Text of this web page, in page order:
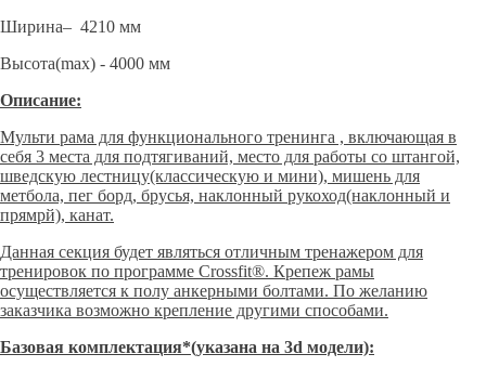
Ширина– 4210 мм
Высота(max) - 4000 мм
Описание:
Мульти рама для функционального тренинга , включающая в
себя 3 места для подтягиваний, место для работы со штангой,
шведскую лестницу(классическую и мини), мишень для
метбола, пег борд, брусья, наклонный рукоход(наклонный и
прямрй), канат.
Данная секция будет являться отличным тренажером для
тренировок по программе Crossfit®. Крепеж рамы
осуществляется к полу анкерными болтами. По желанию
заказчика возможно крепление другими способами.
Базовая комплектация*(указана на 3d модели):